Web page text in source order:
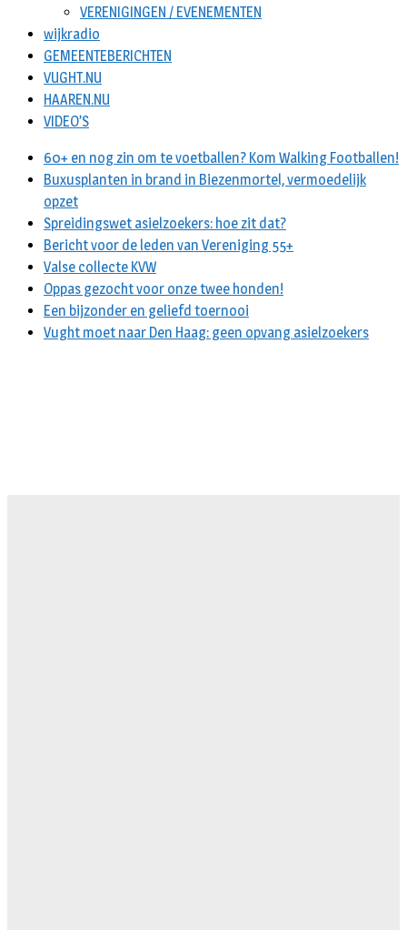
VERENIGINGEN / EVENEMENTEN
wijkradio
GEMEENTEBERICHTEN
VUGHT.NU
HAAREN.NU
VIDEO’S
60+ en nog zin om te voetballen? Kom Walking Footballen!
Buxusplanten in brand in Biezenmortel, vermoedelijk
opzet
Spreidingswet asielzoekers: hoe zit dat?
Bericht voor de leden van Vereniging 55+
Valse collecte KVW
Oppas gezocht voor onze twee honden!
Een bijzonder en geliefd toernooi
Vught moet naar Den Haag: geen opvang asielzoekers